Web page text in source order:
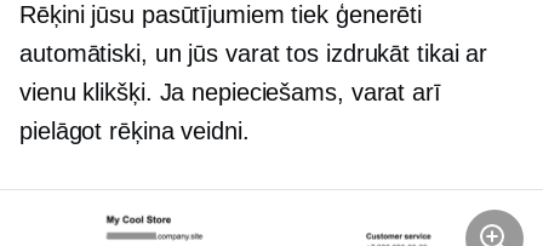
Rēķini jūsu pasūtījumiem tiek ģenerēti
automātiski, un jūs varat tos izdrukāt tikai ar
vienu klikšķi. Ja nepieciešams, varat arī
pielāgot rēķina veidni.